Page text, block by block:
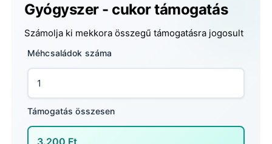
Gyógyszer - cukor támogatás
Számolja ki mekkora összegű támogatásra jogosult
Méhcsaládok száma
Támogatás összesen